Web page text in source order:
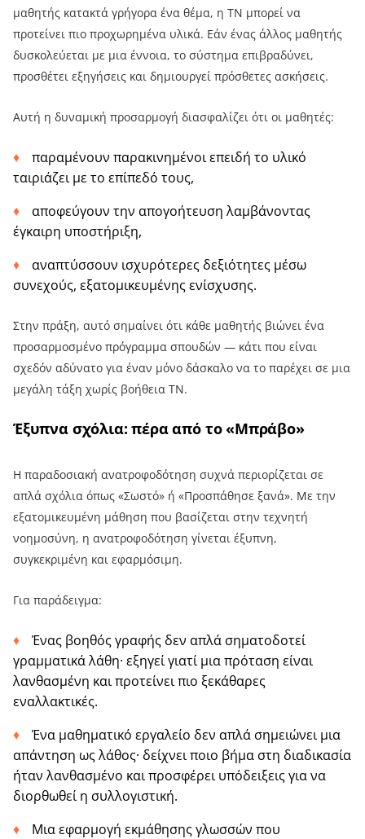
μαθητής κατακτά γρήγορα ένα θέμα, η ΤΝ μπορεί να
προτείνει πιο προχωρημένα υλικά. Εάν ένας άλλος μαθητής
δυσκολεύεται με μια έννοια, το σύστημα επιβραδύνει,
προσθέτει εξηγήσεις και δημιουργεί πρόσθετες ασκήσεις.
Αυτή η δυναμική προσαρμογή διασφαλίζει ότι οι μαθητές:
παραμένουν παρακινημένοι επειδή το υλικό
ταιριάζει με το επίπεδό τους,
αποφεύγουν την απογοήτευση λαμβάνοντας
έγκαιρη υποστήριξη,
αναπτύσσουν ισχυρότερες δεξιότητες μέσω
συνεχούς, εξατομικευμένης ενίσχυσης.
Στην πράξη, αυτό σημαίνει ότι κάθε μαθητής βιώνει ένα
προσαρμοσμένο πρόγραμμα σπουδών — κάτι που είναι
σχεδόν αδύνατο για έναν μόνο δάσκαλο να το παρέχει σε μια
μεγάλη τάξη χωρίς βοήθεια ΤΝ.
Έξυπνα σχόλια: πέρα από το «Μπράβο»
Η παραδοσιακή ανατροφοδότηση συχνά περιορίζεται σε
απλά σχόλια όπως «Σωστό» ή «Προσπάθησε ξανά». Με την
εξατομικευμένη μάθηση που βασίζεται στην τεχνητή
νοημοσύνη, η ανατροφοδότηση γίνεται έξυπνη,
συγκεκριμένη και εφαρμόσιμη.
Για παράδειγμα:
Ένας βοηθός γραφής δεν απλά σηματοδοτεί
γραμματικά λάθη· εξηγεί γιατί μια πρόταση είναι
λανθασμένη και προτείνει πιο ξεκάθαρες
εναλλακτικές.
Ένα μαθηματικό εργαλείο δεν απλά σημειώνει μια
απάντηση ως λάθος· δείχνει ποιο βήμα στη διαδικασία
ήταν λανθασμένο και προσφέρει υπόδειξεις για να
διορθωθεί η συλλογιστική.
Μια εφαρμογή εκμάθησης γλωσσών που